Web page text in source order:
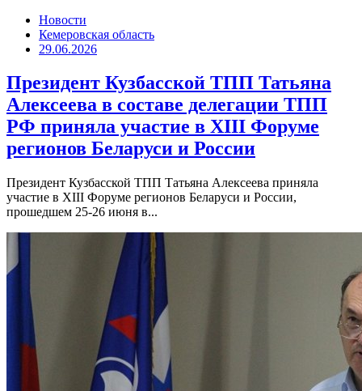
Новости
Кемеровская область
29.06.2026
Президент Кузбасской ТПП Татьяна
Алексеева в составе делегации ТПП
РФ приняла участие в XIII Форуме
регионов Беларуси и России
Президент Кузбасской ТПП Татьяна Алексеева приняла
участие в XIII Форуме регионов Беларуси и России,
прошедшем 25-26 июня в...